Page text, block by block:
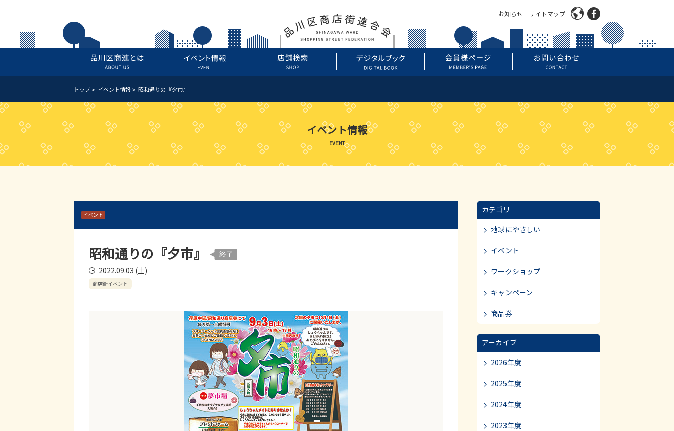
お知らせ サイトマップ
トップ イベント情報 昭和通りの『夕市』
イベント情報
EVENT
イベント
昭和通りの『夕市』
2022.09.03 (土)
商店街イベント
カテゴリ
地球にやさしい
イベント
ワークショップ
キャンペーン
商品券
アーカイブ
2026年度
2025年度
2024年度
2023年度